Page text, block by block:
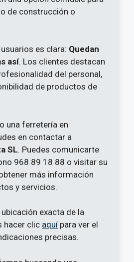
de construcción o
es clara: Quedan
así. Los clientes destacan
del personal,
de productos de
una ferretería en
en contactar a
SL. Puedes comunicarte
968 89 18 88 o visitar su
más información
y servicios.
exacta de la
hacer clic aquí para ver el
precisas.